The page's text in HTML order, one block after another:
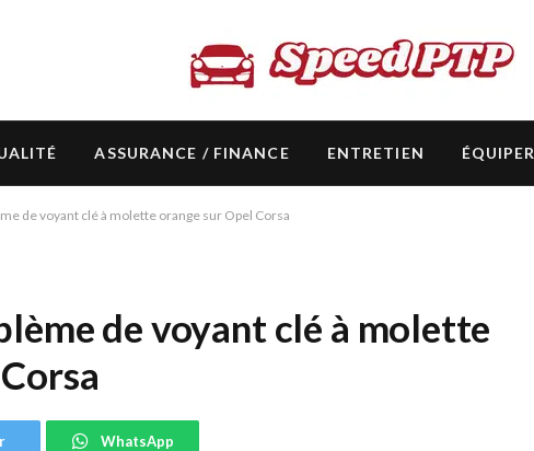
ASSURANCE / FINANCE ENTRETIEN ÉQUIPER
de voyant clé à molette orange sur Opel Corsa
de voyant clé à molette
WhatsApp